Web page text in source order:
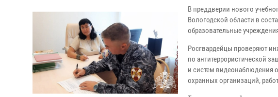
В преддверии нового
Вологодской области в
образовательные
Росгвардейцы проверяют
по антитеррористической
и систем видеонаблюдения
охранных организаций,